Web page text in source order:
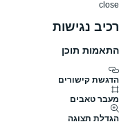
close
רכיב נגישות
התאמות תוכן
הדגשת קישורים
מעבר טאבים
הגדלת תצוגה
דרושים
קבוצת כלל ביטוח
גודל חברה
1001-5000